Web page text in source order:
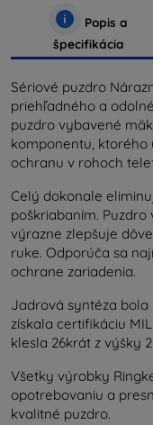
Popis a
špecifikácia
Sériové puzdro
priehľadného a
puzdro vybavené
komponentu, ktorého
ochranu v rohoch
Celý dokonale
poškriabaním.
výrazne zlepšuje
ruke. Odporúča sa
ochrane zariadenia.
Jadrová syntéza bola
získala certifikáciu MIL
klesla 26krát z výšky
Všetky výrobky
opotrebovaniu a
kvalitné puzdro.